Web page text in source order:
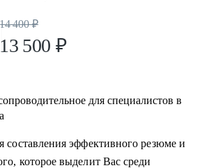
14 400 ₽
13 500 ₽
для специалистов в
составления эффективного резюме и
которое выделит Вас среди